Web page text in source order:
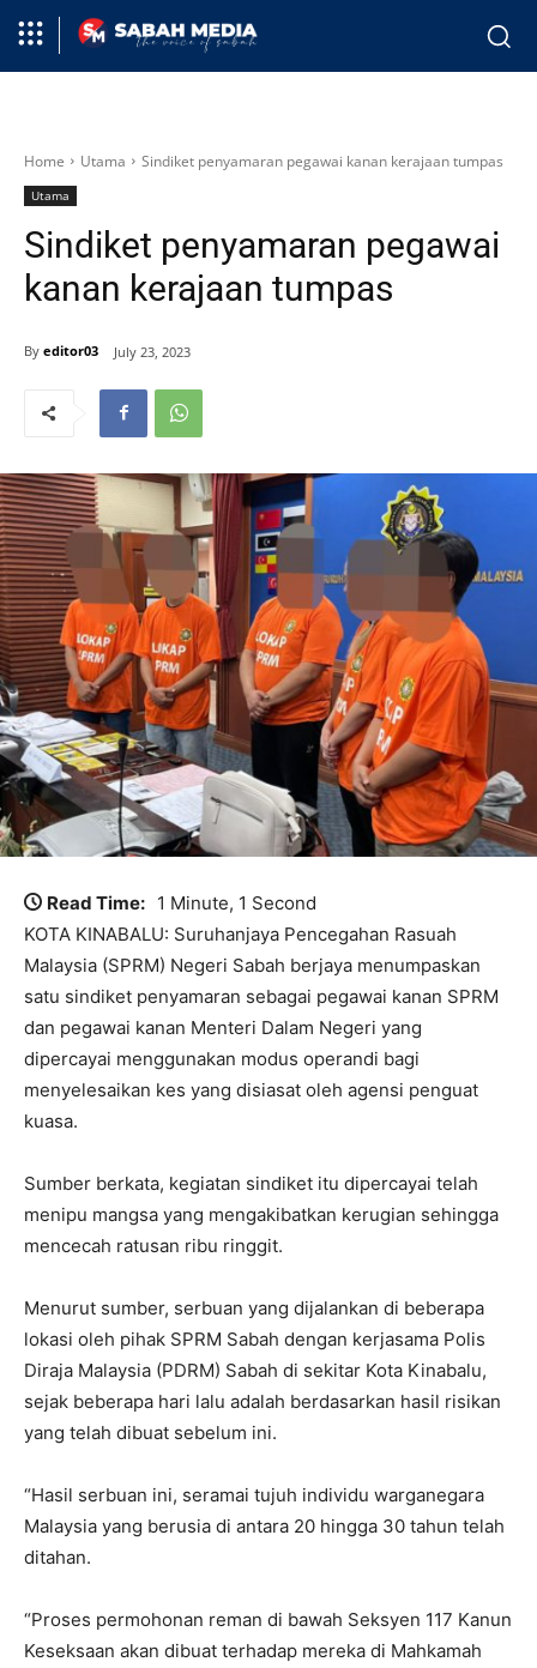
Home Utama Sindiket penyamaran pegawai kanan kerajaan tumpas
Utama
Sindiket penyamaran pegawai
kanan kerajaan tumpas
By editor03 July 23, 2023
Read Time: 1 Minute, 1 Second
KOTA KINABALU: Suruhanjaya Pencegahan Rasuah
Malaysia (SPRM) Negeri Sabah berjaya menumpaskan
satu sindiket penyamaran sebagai pegawai kanan SPRM
dan pegawai kanan Menteri Dalam Negeri yang
dipercayai menggunakan modus operandi bagi
menyelesaikan kes yang disiasat oleh agensi penguat
kuasa.
Sumber berkata, kegiatan sindiket itu dipercayai telah
menipu mangsa yang mengakibatkan kerugian sehingga
mencecah ratusan ribu ringgit.
Menurut sumber, serbuan yang dijalankan di beberapa
lokasi oleh pihak SPRM Sabah dengan kerjasama Polis
Diraja Malaysia (PDRM) Sabah di sekitar Kota Kinabalu,
sejak beberapa hari lalu adalah berdasarkan hasil risikan
yang telah dibuat sebelum ini.
“Hasil serbuan ini, seramai tujuh individu warganegara
Malaysia yang berusia di antara 20 hingga 30 tahun telah
ditahan.
“Proses permohonan reman di bawah Seksyen 117 Kanun
Keseksaan akan dibuat terhadap mereka di Mahkamah